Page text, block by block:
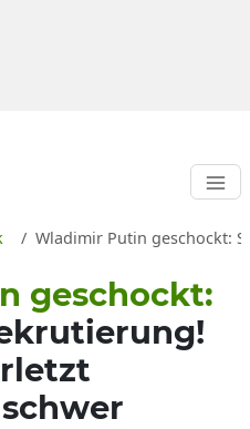
Wladimir Putin geschockt:
geschockt: